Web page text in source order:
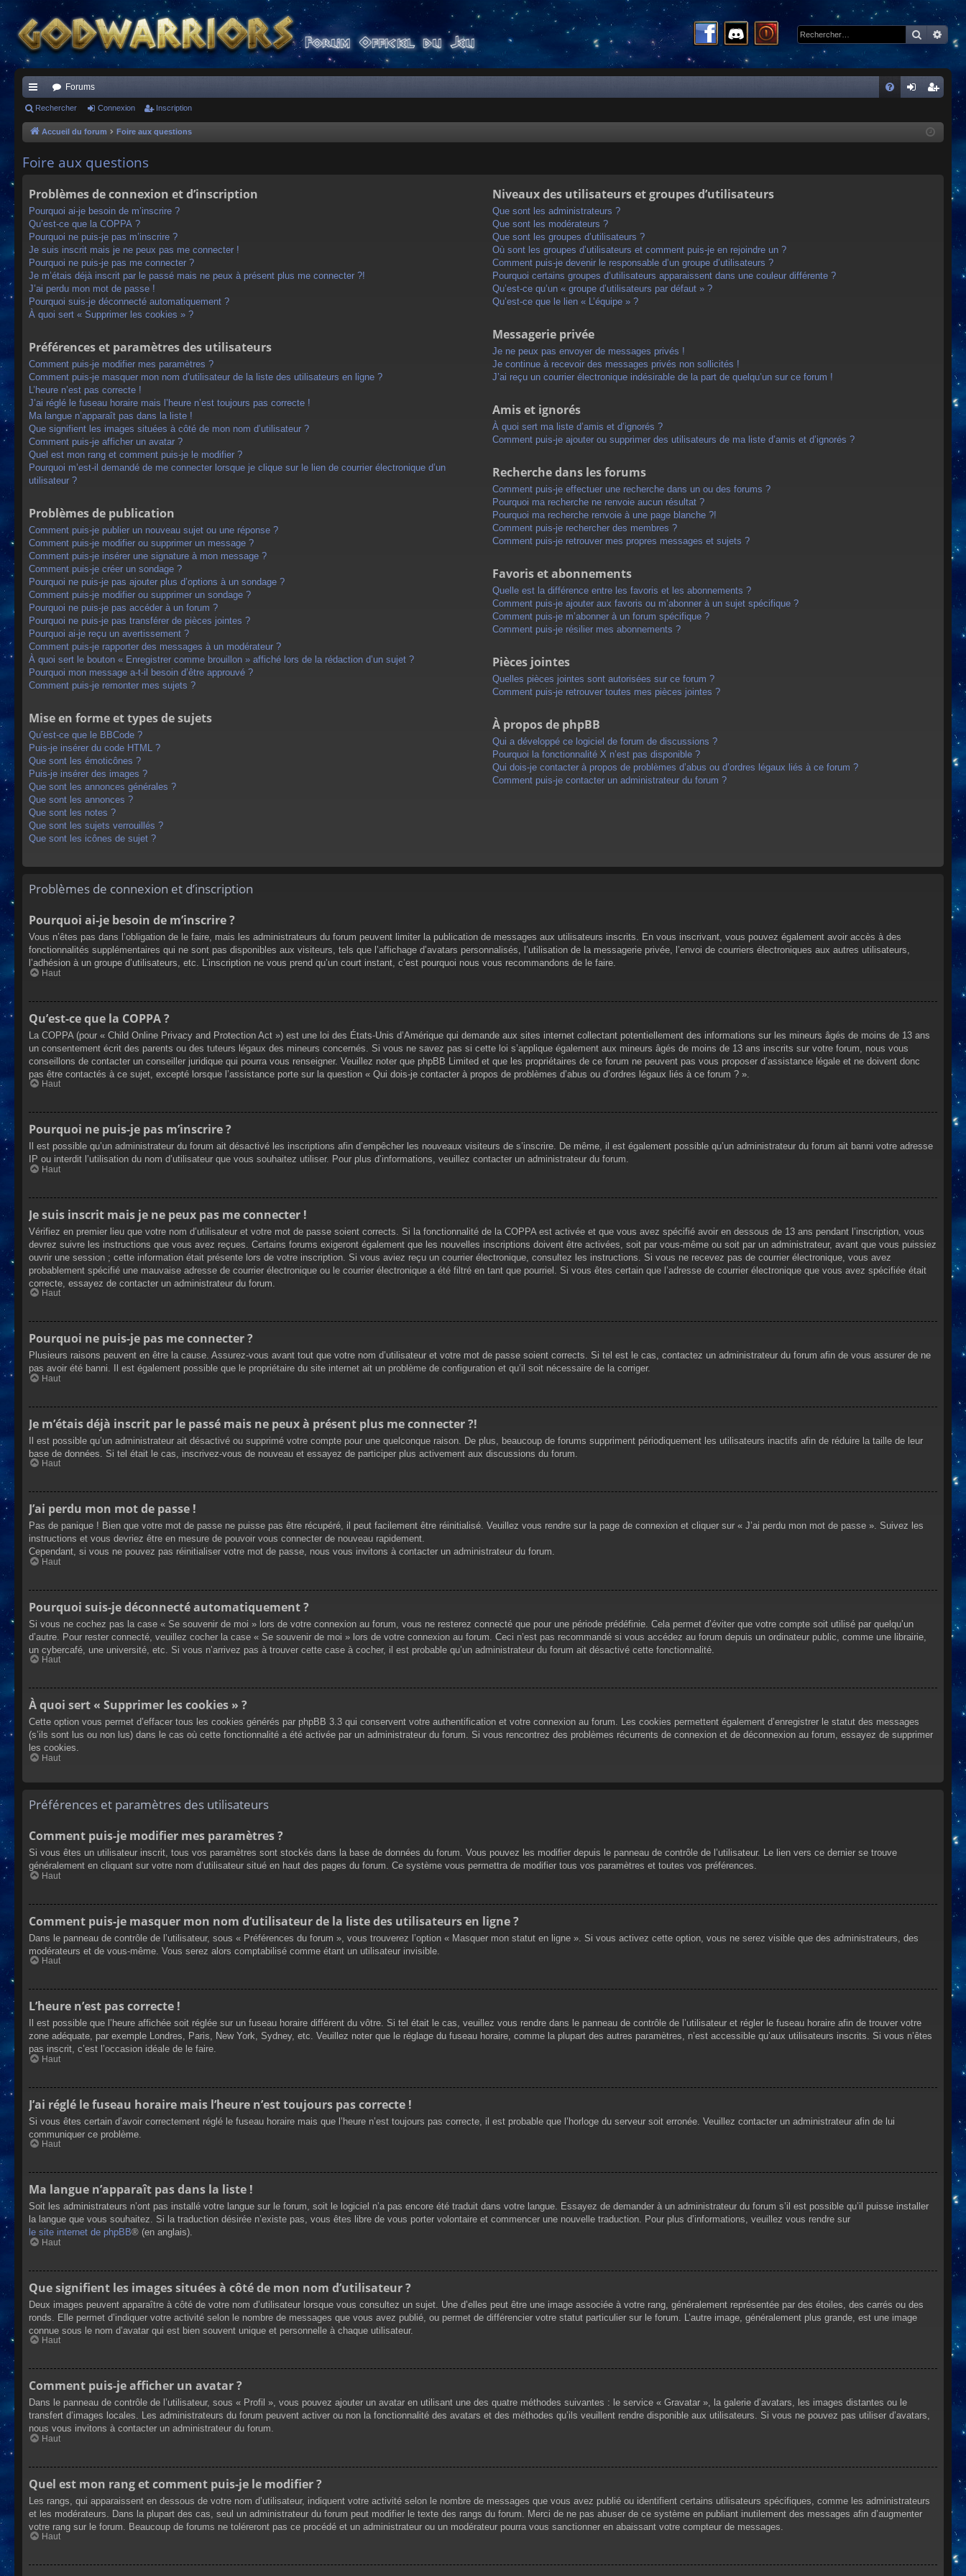
ac
co
s
Forums
cri
Rechercher Connexion Inscription
Accueil du forum Foire aux questions
Foire aux questions
Problèmes de connexion et d’inscription
Pourquoi ai-je besoin de m’inscrire ?
Qu’est-ce que la COPPA ?
Pourquoi ne puis-je pas m’inscrire ?
Je suis inscrit mais je ne peux pas me connecter !
Pourquoi ne puis-je pas me connecter ?
Je m’étais déjà inscrit par le passé mais ne peux à présent plus me connecter ?!
J’ai perdu mon mot de passe !
Pourquoi suis-je déconnecté automatiquement ?
À quoi sert « Supprimer les cookies » ?
Préférences et paramètres des utilisateurs
Comment puis-je modifier mes paramètres ?
Comment puis-je masquer mon nom d’utilisateur de la liste des utilisateurs en ligne ?
L’heure n’est pas correcte !
J’ai réglé le fuseau horaire mais l’heure n’est toujours pas correcte !
Ma langue n’apparaît pas dans la liste !
Que signifient les images situées à côté de mon nom d’utilisateur ?
Comment puis-je afficher un avatar ?
Quel est mon rang et comment puis-je le modifier ?
Pourquoi m’est-il demandé de me connecter lorsque je clique sur le lien de courrier électronique d’un
utilisateur ?
Problèmes de publication
Comment puis-je publier un nouveau sujet ou une réponse ?
Comment puis-je modifier ou supprimer un message ?
Comment puis-je insérer une signature à mon message ?
Comment puis-je créer un sondage ?
Pourquoi ne puis-je pas ajouter plus d’options à un sondage ?
Comment puis-je modifier ou supprimer un sondage ?
Pourquoi ne puis-je pas accéder à un forum ?
Pourquoi ne puis-je pas transférer de pièces jointes ?
Pourquoi ai-je reçu un avertissement ?
Comment puis-je rapporter des messages à un modérateur ?
À quoi sert le bouton « Enregistrer comme brouillon » affiché lors de la rédaction d’un sujet ?
Pourquoi mon message a-t-il besoin d’être approuvé ?
Comment puis-je remonter mes sujets ?
Mise en forme et types de sujets
Qu’est-ce que le BBCode ?
Puis-je insérer du code HTML ?
Que sont les émoticônes ?
Puis-je insérer des images ?
Que sont les annonces générales ?
Que sont les annonces ?
Que sont les notes ?
Que sont les sujets verrouillés ?
Que sont les icônes de sujet ?
Niveaux des utilisateurs et groupes d’utilisateurs
Que sont les administrateurs ?
Que sont les modérateurs ?
Que sont les groupes d’utilisateurs ?
Où sont les groupes d’utilisateurs et comment puis-je en rejoindre un ?
Comment puis-je devenir le responsable d’un groupe d’utilisateurs ?
Pourquoi certains groupes d’utilisateurs apparaissent dans une couleur différente ?
Qu’est-ce qu’un « groupe d’utilisateurs par défaut » ?
Qu’est-ce que le lien « L’équipe » ?
Messagerie privée
Je ne peux pas envoyer de messages privés !
Je continue à recevoir des messages privés non sollicités !
J’ai reçu un courrier électronique indésirable de la part de quelqu’un sur ce forum !
Amis et ignorés
À quoi sert ma liste d’amis et d’ignorés ?
Comment puis-je ajouter ou supprimer des utilisateurs de ma liste d’amis et d’ignorés ?
Recherche dans les forums
Comment puis-je effectuer une recherche dans un ou des forums ?
Pourquoi ma recherche ne renvoie aucun résultat ?
Pourquoi ma recherche renvoie à une page blanche ?!
Comment puis-je rechercher des membres ?
Comment puis-je retrouver mes propres messages et sujets ?
Favoris et abonnements
Quelle est la différence entre les favoris et les abonnements ?
Comment puis-je ajouter aux favoris ou m’abonner à un sujet spécifique ?
Comment puis-je m’abonner à un forum spécifique ?
Comment puis-je résilier mes abonnements ?
Pièces jointes
Quelles pièces jointes sont autorisées sur ce forum ?
Comment puis-je retrouver toutes mes pièces jointes ?
À propos de phpBB
Qui a développé ce logiciel de forum de discussions ?
Pourquoi la fonctionnalité X n’est pas disponible ?
Qui dois-je contacter à propos de problèmes d’abus ou d’ordres légaux liés à ce forum ?
Comment puis-je contacter un administrateur du forum ?
Problèmes de connexion et d’inscription
Pourquoi ai-je besoin de m’inscrire ?
Vous n’êtes pas dans l’obligation de le faire, mais les administrateurs du forum peuvent limiter la publication de messages aux utilisateurs inscrits. En vous inscrivant, vous pouvez également avoir accès à des
fonctionnalités supplémentaires qui ne sont pas disponibles aux visiteurs, tels que l’affichage d’avatars personnalisés, l’utilisation de la messagerie privée, l’envoi de courriers électroniques aux autres utilisateurs,
l’adhésion à un groupe d’utilisateurs, etc. L’inscription ne vous prend qu’un court instant, c’est pourquoi nous vous recommandons de le faire.
Haut
Qu’est-ce que la COPPA ?
La COPPA (pour « Child Online Privacy and Protection Act ») est une loi des États-Unis d’Amérique qui demande aux sites internet collectant potentiellement des informations sur les mineurs âgés de moins de 13 ans
un consentement écrit des parents ou des tuteurs légaux des mineurs concernés. Si vous ne savez pas si cette loi s’applique également aux mineurs âgés de moins de 13 ans inscrits sur votre forum, nous vous
conseillons de contacter un conseiller juridique qui pourra vous renseigner. Veuillez noter que phpBB Limited et que les propriétaires de ce forum ne peuvent pas vous proposer d’assistance légale et ne doivent donc
pas être contactés à ce sujet, excepté lorsque l’assistance porte sur la question « Qui dois-je contacter à propos de problèmes d’abus ou d’ordres légaux liés à ce forum ? ».
Haut
Pourquoi ne puis-je pas m’inscrire ?
Il est possible qu’un administrateur du forum ait désactivé les inscriptions afin d’empêcher les nouveaux visiteurs de s’inscrire. De même, il est également possible qu’un administrateur du forum ait banni votre adresse
IP ou interdit l’utilisation du nom d’utilisateur que vous souhaitez utiliser. Pour plus d’informations, veuillez contacter un administrateur du forum.
Haut
Je suis inscrit mais je ne peux pas me connecter !
Vérifiez en premier lieu que votre nom d’utilisateur et votre mot de passe soient corrects. Si la fonctionnalité de la COPPA est activée et que vous avez spécifié avoir en dessous de 13 ans pendant l’inscription, vous
devrez suivre les instructions que vous avez reçues. Certains forums exigeront également que les nouvelles inscriptions doivent être activées, soit par vous-même ou soit par un administrateur, avant que vous puissiez
ouvrir une session ; cette information était présente lors de votre inscription. Si vous aviez reçu un courrier électronique, consultez les instructions. Si vous ne recevez pas de courrier électronique, vous avez
probablement spécifié une mauvaise adresse de courrier électronique ou le courrier électronique a été filtré en tant que pourriel. Si vous êtes certain que l’adresse de courrier électronique que vous avez spécifiée était
correcte, essayez de contacter un administrateur du forum.
Haut
Pourquoi ne puis-je pas me connecter ?
Plusieurs raisons peuvent en être la cause. Assurez-vous avant tout que votre nom d’utilisateur et votre mot de passe soient corrects. Si tel est le cas, contactez un administrateur du forum afin de vous assurer de ne
pas avoir été banni. Il est également possible que le propriétaire du site internet ait un problème de configuration et qu’il soit nécessaire de la corriger.
Haut
Je m’étais déjà inscrit par le passé mais ne peux à présent plus me connecter ?!
Il est possible qu’un administrateur ait désactivé ou supprimé votre compte pour une quelconque raison. De plus, beaucoup de forums suppriment périodiquement les utilisateurs inactifs afin de réduire la taille de leur
base de données. Si tel était le cas, inscrivez-vous de nouveau et essayez de participer plus activement aux discussions du forum.
Haut
J’ai perdu mon mot de passe !
Pas de panique ! Bien que votre mot de passe ne puisse pas être récupéré, il peut facilement être réinitialisé. Veuillez vous rendre sur la page de connexion et cliquer sur « J’ai perdu mon mot de passe ». Suivez les
instructions et vous devriez être en mesure de pouvoir vous connecter de nouveau rapidement.
Cependant, si vous ne pouvez pas réinitialiser votre mot de passe, nous vous invitons à contacter un administrateur du forum.
Haut
Pourquoi suis-je déconnecté automatiquement ?
Si vous ne cochez pas la case « Se souvenir de moi » lors de votre connexion au forum, vous ne resterez connecté que pour une période prédéfinie. Cela permet d’éviter que votre compte soit utilisé par quelqu’un
d’autre. Pour rester connecté, veuillez cocher la case « Se souvenir de moi » lors de votre connexion au forum. Ceci n’est pas recommandé si vous accédez au forum depuis un ordinateur public, comme une librairie,
un cybercafé, une université, etc. Si vous n’arrivez pas à trouver cette case à cocher, il est probable qu’un administrateur du forum ait désactivé cette fonctionnalité.
Haut
À quoi sert « Supprimer les cookies » ?
Cette option vous permet d’effacer tous les cookies générés par phpBB 3.3 qui conservent votre authentification et votre connexion au forum. Les cookies permettent également d’enregistrer le statut des messages
(s’ils sont lus ou non lus) dans le cas où cette fonctionnalité a été activée par un administrateur du forum. Si vous rencontrez des problèmes récurrents de connexion et de déconnexion au forum, essayez de supprimer
les cookies.
Haut
Préférences et paramètres des utilisateurs
Comment puis-je modifier mes paramètres ?
Si vous êtes un utilisateur inscrit, tous vos paramètres sont stockés dans la base de données du forum. Vous pouvez les modifier depuis le panneau de contrôle de l’utilisateur. Le lien vers ce dernier se trouve
généralement en cliquant sur votre nom d’utilisateur situé en haut des pages du forum. Ce système vous permettra de modifier tous vos paramètres et toutes vos préférences.
Haut
Comment puis-je masquer mon nom d’utilisateur de la liste des utilisateurs en ligne ?
Dans le panneau de contrôle de l’utilisateur, sous « Préférences du forum », vous trouverez l’option « Masquer mon statut en ligne ». Si vous activez cette option, vous ne serez visible que des administrateurs, des
modérateurs et de vous-même. Vous serez alors comptabilisé comme étant un utilisateur invisible.
Haut
L’heure n’est pas correcte !
Il est possible que l’heure affichée soit réglée sur un fuseau horaire différent du vôtre. Si tel était le cas, veuillez vous rendre dans le panneau de contrôle de l’utilisateur et régler le fuseau horaire afin de trouver votre
zone adéquate, par exemple Londres, Paris, New York, Sydney, etc. Veuillez noter que le réglage du fuseau horaire, comme la plupart des autres paramètres, n’est accessible qu’aux utilisateurs inscrits. Si vous n’êtes
pas inscrit, c’est l’occasion idéale de le faire.
Haut
J’ai réglé le fuseau horaire mais l’heure n’est toujours pas correcte !
Si vous êtes certain d’avoir correctement réglé le fuseau horaire mais que l’heure n’est toujours pas correcte, il est probable que l’horloge du serveur soit erronée. Veuillez contacter un administrateur afin de lui
communiquer ce problème.
Haut
Ma langue n’apparaît pas dans la liste !
Soit les administrateurs n’ont pas installé votre langue sur le forum, soit le logiciel n’a pas encore été traduit dans votre langue. Essayez de demander à un administrateur du forum s’il est possible qu’il puisse installer
la langue que vous souhaitez. Si la traduction désirée n’existe pas, vous êtes libre de vous porter volontaire et commencer une nouvelle traduction. Pour plus d’informations, veuillez vous rendre sur
le site internet de phpBB® (en anglais).
Haut
Que signifient les images situées à côté de mon nom d’utilisateur ?
Deux images peuvent apparaître à côté de votre nom d’utilisateur lorsque vous consultez un sujet. Une d’elles peut être une image associée à votre rang, généralement représentée par des étoiles, des carrés ou des
ronds. Elle permet d’indiquer votre activité selon le nombre de messages que vous avez publié, ou permet de différencier votre statut particulier sur le forum. L’autre image, généralement plus grande, est une image
connue sous le nom d’avatar qui est bien souvent unique et personnelle à chaque utilisateur.
Haut
Comment puis-je afficher un avatar ?
Dans le panneau de contrôle de l’utilisateur, sous « Profil », vous pouvez ajouter un avatar en utilisant une des quatre méthodes suivantes : le service « Gravatar », la galerie d’avatars, les images distantes ou le
transfert d’images locales. Les administrateurs du forum peuvent activer ou non la fonctionnalité des avatars et des méthodes qu’ils veuillent rendre disponible aux utilisateurs. Si vous ne pouvez pas utiliser d’avatars,
nous vous invitons à contacter un administrateur du forum.
Haut
Quel est mon rang et comment puis-je le modifier ?
Les rangs, qui apparaissent en dessous de votre nom d’utilisateur, indiquent votre activité selon le nombre de messages que vous avez publié ou identifient certains utilisateurs spécifiques, comme les administrateurs
et les modérateurs. Dans la plupart des cas, seul un administrateur du forum peut modifier le texte des rangs du forum. Merci de ne pas abuser de ce système en publiant inutilement des messages afin d’augmenter
votre rang sur le forum. Beaucoup de forums ne toléreront pas ce procédé et un administrateur ou un modérateur pourra vous sanctionner en abaissant votre compteur de messages.
Haut